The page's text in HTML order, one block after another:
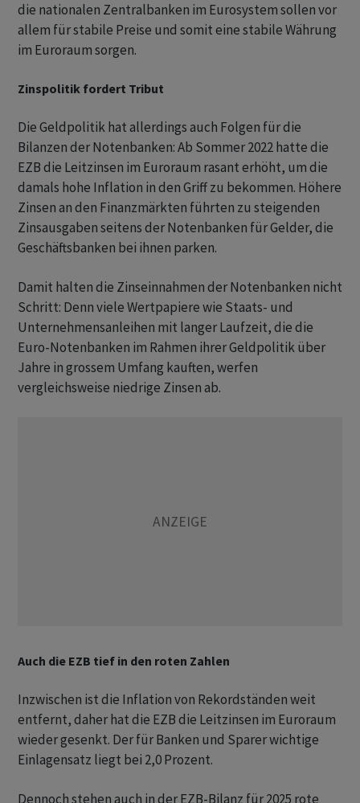
die nationalen Zentralbanken im Eurosystem sollen vor
allem für stabile Preise und somit eine stabile Währung
im Euroraum sorgen.
Zinspolitik fordert Tribut
Die Geldpolitik hat allerdings auch Folgen für die
Bilanzen der Notenbanken: Ab Sommer 2022 hatte die
EZB die Leitzinsen im Euroraum rasant erhöht, um die
damals hohe Inflation in den Griff zu bekommen. Höhere
Zinsen an den Finanzmärkten führten zu steigenden
Zinsausgaben seitens der Notenbanken für Gelder, die
Geschäftsbanken bei ihnen parken.
Damit halten die Zinseinnahmen der Notenbanken nicht
Schritt: Denn viele Wertpapiere wie Staats- und
Unternehmensanleihen mit langer Laufzeit, die die
Euro-Notenbanken im Rahmen ihrer Geldpolitik über
Jahre in grossem Umfang kauften, werfen
vergleichsweise niedrige Zinsen ab.
Auch die EZB tief in den roten Zahlen
Inzwischen ist die Inflation von Rekordständen weit
entfernt, daher hat die EZB die Leitzinsen im Euroraum
wieder gesenkt. Der für Banken und Sparer wichtige
Einlagensatz liegt bei 2,0 Prozent.
Dennoch stehen auch in der EZB-Bilanz für 2025 rote